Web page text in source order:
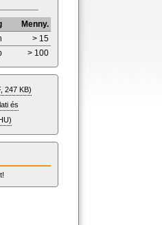
Menny.
> 15
> 100
247 KB)
és